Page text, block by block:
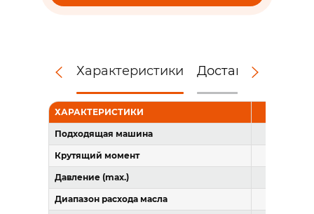
Характеристики Доставка
ХАРАКТЕРИСТИКИ
Подходящая машина
Крутящий момент
Давление (max.)
Диапазон расхода масла